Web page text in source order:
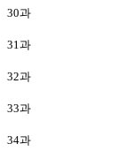
30과
31과
32과
33과
34과